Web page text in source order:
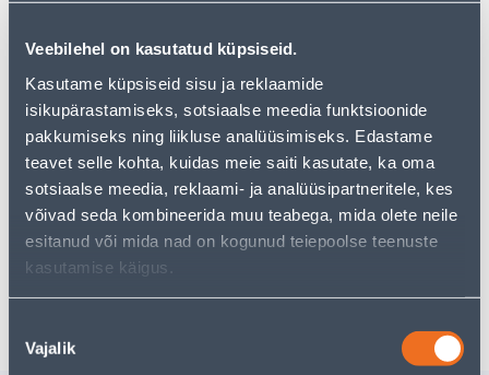
Veebilehel on kasutatud küpsiseid.
Kasutame küpsiseid sisu ja reklaamide
isikupärastamiseks, sotsiaalse meedia funktsioonide
pakkumiseks ning liikluse analüüsimiseks. Edastame
teavet selle kohta, kuidas meie saiti kasutate, ka oma
sotsiaalse meedia, reklaami- ja analüüsipartneritele, kes
võivad seda kombineerida muu teabega, mida olete neile
esitanud või mida nad on kogunud teiepoolse teenuste
kasutamise käigus.
valik
Vajalik
Посмотреть наличие
• 14-päevane tagastusõigus.
Предполагаемая доставка 3,69 € от 2-5 tööpäeva
Посылочный автомат от 2,29 € с 2-5 tööpäeva